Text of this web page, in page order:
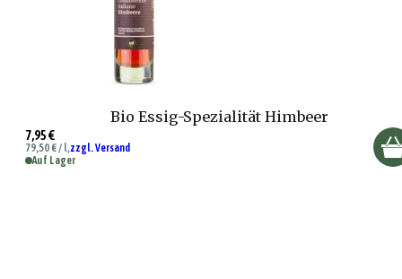
Bio Essig-Spezialität Himbeer
7,95 €
79,50 € / l,zzgl. Versand
Auf Lager